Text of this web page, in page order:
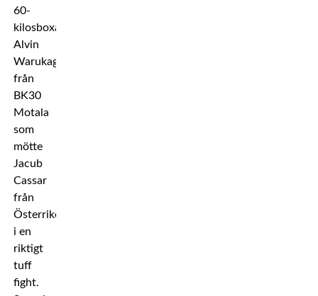
60-
kilosboxaren
Alvin
Warukaga
från
BK30
Motala
som
mötte
Jacub
Cassar
från
Österrike
i en
riktigt
tuff
fight.